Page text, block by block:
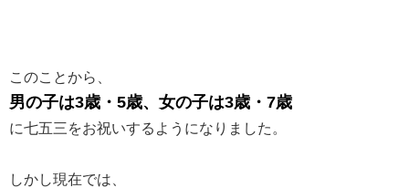
このことから、
男の子は3歳・5歳、女の子は3歳・7歳
に七五三をお祝いするようになりました。
しかし現在では、